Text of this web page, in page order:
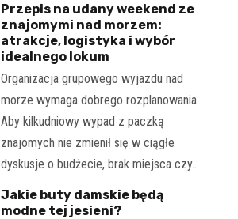
Przepis na udany weekend ze
znajomymi nad morzem:
atrakcje, logistyka i wybór
idealnego lokum
Organizacja grupowego wyjazdu nad
morze wymaga dobrego rozplanowania.
Aby kilkudniowy wypad z paczką
znajomych nie zmienił się w ciągłe
dyskusje o budżecie, brak miejsca czy…
Jakie buty damskie będą
modne tej jesieni?